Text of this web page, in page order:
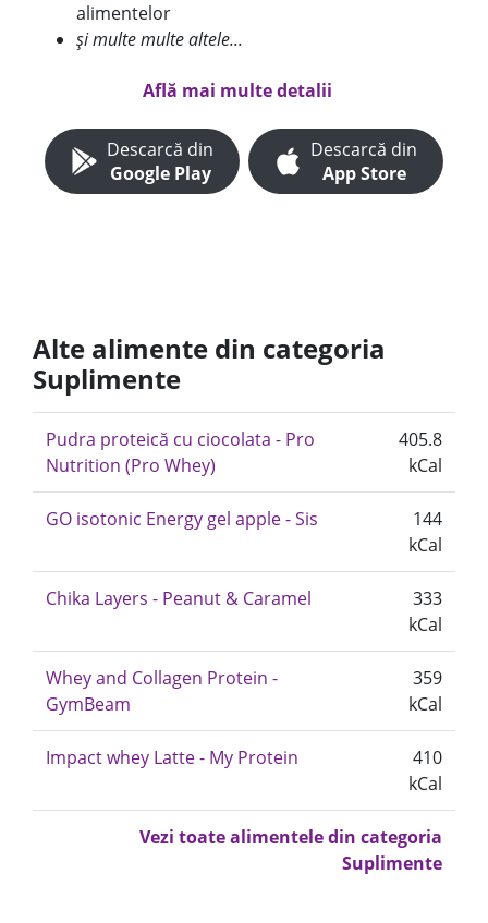
alimentelor
și multe multe altele...
Află mai multe detalii
Descarcă din
Google Play
Descarcă din
App Store
Alte alimente din categoria
Suplimente
Pudra proteică cu ciocolata - Pro
Nutrition (Pro Whey)
405.8
kCal
GO isotonic Energy gel apple - Sis
144
kCal
Chika Layers - Peanut & Caramel
333
kCal
Whey and Collagen Protein -
GymBeam
359
kCal
Impact whey Latte - My Protein
410
kCal
Vezi toate alimentele din categoria
Suplimente